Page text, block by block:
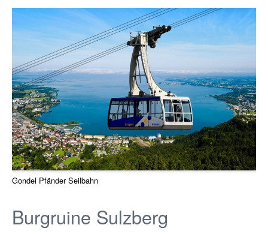
Gondel Pfänder Seilbahn
Burgruine Sulzberg